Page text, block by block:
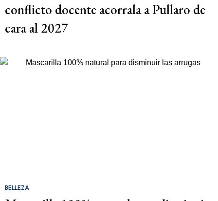
conflicto docente acorrala a Pullaro de
cara al 2027
BELLEZA